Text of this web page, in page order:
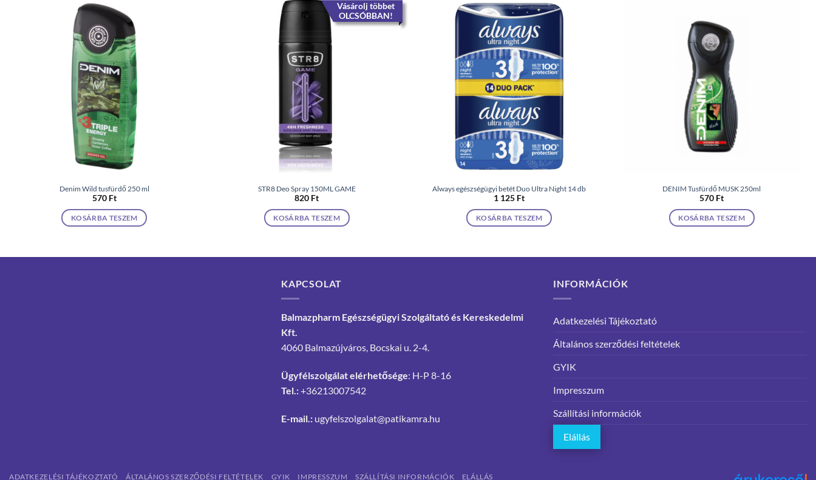
Denim Wild tusfürdő 250 ml
570 Ft
KOSÁRBA TESZEM
Vásárolj többet
OLCSÓBBAN!
STR8 Deo Spray 150ML GAME
820 Ft
KOSÁRBA TESZEM
Always egészségügyi betét Duo Ultra Night 14 db
1 125 Ft
KOSÁRBA TESZEM
DENIM Tusfürdő MUSK 250ml
570 Ft
KOSÁRBA TESZEM
KAPCSOLAT
Balmazpharm Egészségügyi Szolgáltató és Kereskedelmi
Kft.
4060 Balmazújváros, Bocskai u. 2-4.
Ügyfélszolgálat elérhetősége: H-P 8-16
Tel.:+36213007542
E-mail.: ugyfelszolgalat@patikamra.hu
INFORMÁCIÓK
Adatkezelési Tájékoztató
Általános szerződési feltételek
GYIK
Impresszum
Szállítási információk
Elállás
ADATKEZELÉSI TÁJÉKOZTATÓ ÁLTALÁNOS SZERZŐDÉSI FELTÉTELEK GYIK IMPRESSZUM SZÁLLÍTÁSI INFORMÁCIÓK ELÁLLÁS